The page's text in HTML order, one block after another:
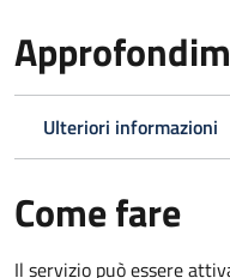
Ulteriori informazioni
Come fare
Il servizio può essere